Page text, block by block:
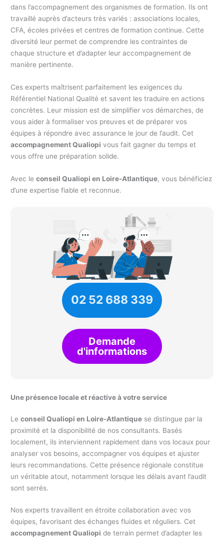
dans l’accompagnement des organismes de formation. Ils ont
travaillé auprès d’acteurs très variés : associations locales,
CFA, écoles privées et centres de formation continue. Cette
diversité leur permet de comprendre les contraintes de
chaque structure et d’adapter leur accompagnement de
manière pertinente.
Ces experts maîtrisent parfaitement les exigences du
Référentiel National Qualité et savent les traduire en actions
concrètes. Leur mission est de simplifier vos démarches, de
vous aider à formaliser vos preuves et de préparer vos
équipes à répondre avec assurance le jour de l’audit. Cet
accompagnement Qualiopi vous fait gagner du temps et
vous offre une préparation solide.
Avec leconseil Qualiopi en Loire-Atlantique, vous bénéficiez
d’une expertise fiable et reconnue.
02 52 688 339
Demande
d'informations
Une présence locale et réactive à votre service
Leconseil Qualiopi en Loire-Atlantique se distingue par la
proximité et la disponibilité de nos consultants. Basés
localement, ils interviennent rapidement dans vos locaux pour
analyser vos besoins, accompagner vos équipes et ajuster
leurs recommandations. Cette présence régionale constitue
un véritable atout, notamment lorsque les délais avant l’audit
sont serrés.
Nos experts travaillent en étroite collaboration avec vos
équipes, favorisant des échanges fluides et réguliers. Cet
accompagnement Qualiopi de terrain permet d’adapter les